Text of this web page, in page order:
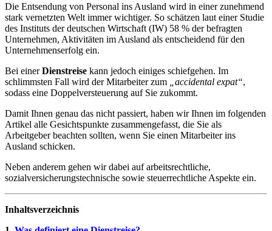
Die Entsendung von Personal ins Ausland wird in einer zunehmend
stark vernetzten Welt immer wichtiger. So schätzen laut einer Studie
des Instituts der deutschen Wirtschaft (IW) 58 % der befragten
Unternehmen, Aktivitäten im Ausland als entscheidend für den
Unternehmenserfolg ein.
Bei einerDienstreise kann jedoch einiges schiefgehen. Im
schlimmsten Fall wird der Mitarbeiter zum
„accidental expat“,
sodass eine Doppelversteuerung auf Sie zukommt.
Damit Ihnen genau das nicht passiert, haben wir Ihnen im folgenden
Artikel alle Gesichtspunkte zusammengefasst, die Sie als
Arbeitgeber beachten sollten, wenn Sie einen Mitarbeiter ins
Ausland schicken.
Neben anderem gehen wir dabei auf arbeitsrechtliche,
sozialversicherungstechnische sowie steuerrechtliche Aspekte ein.
Inhaltsverzeichnis